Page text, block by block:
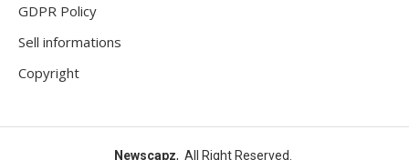
GDPR Policy
Sell informations
Copyright
Newscapz, All Right Reserved.